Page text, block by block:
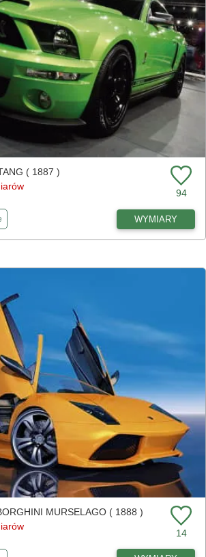
( 1887 )
94
do Mustang WYMIARY
MURSELAGO ( 1888 )
14